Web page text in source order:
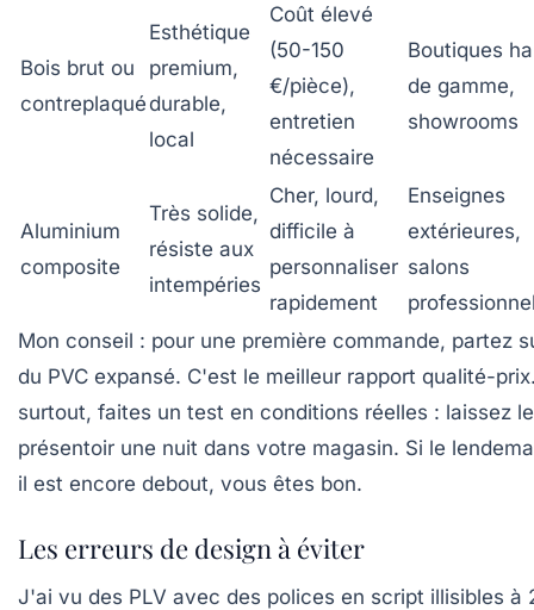
Bois brut ou
contreplaqué
Esthétique
premium,
durable,
local
Coût élevé
(50-150
€/pièce),
entretien
nécessaire
Boutiques
de gamme,
showrooms
Aluminium
composite
Très solide,
résiste aux
intempéries
Cher, lourd,
difficile à
personnaliser
rapidement
Enseignes
extérieures,
salons
Mon conseil : pour une première commande, partez
du PVC expansé. C'est le meilleur rapport qualité-
surtout, faites un test en conditions réelles : laissez le
présentoir une nuit dans votre magasin. Si le
il est encore debout, vous êtes bon.
Les erreurs de design à éviter
J'ai vu des PLV avec des polices en script illisibles à